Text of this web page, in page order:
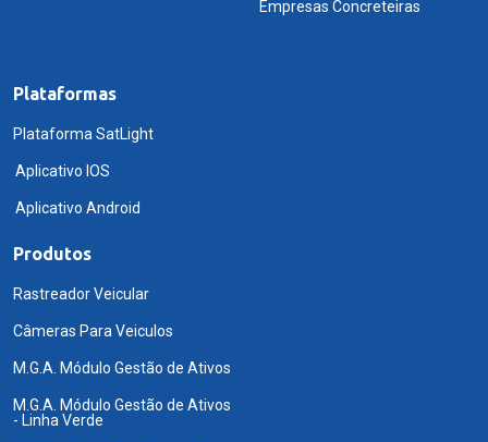
Empresas Concreteiras
Plataformas
Plataforma SatLight
Aplicativo IOS
Aplicativo Android
Produtos
Rastreador Veicular
Câmeras Para Veiculos
M.G.A. Módulo Gestão de Ativos
M.G.A. Módulo Gestão de Ativos
- Linha Verde